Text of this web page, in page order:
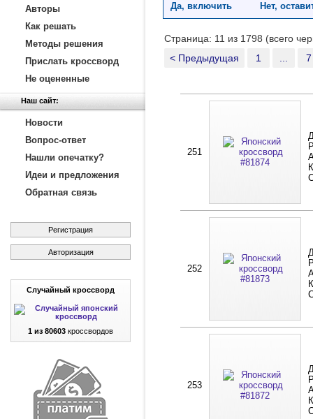
Авторы
Как решать
Методы решения
Прислать кроссворд
Не оцененные
Наш сайт:
Новости
Вопрос-ответ
Нашли опечатку?
Идеи и предложения
Обратная связь
Регистрация
Авторизация
Случайный кроссворд
1 из 80603 кроссвордов
Да, включить
Нет,
Страница: 11 из 1798 (всего
< Предыдущая
1 7
251
252
253